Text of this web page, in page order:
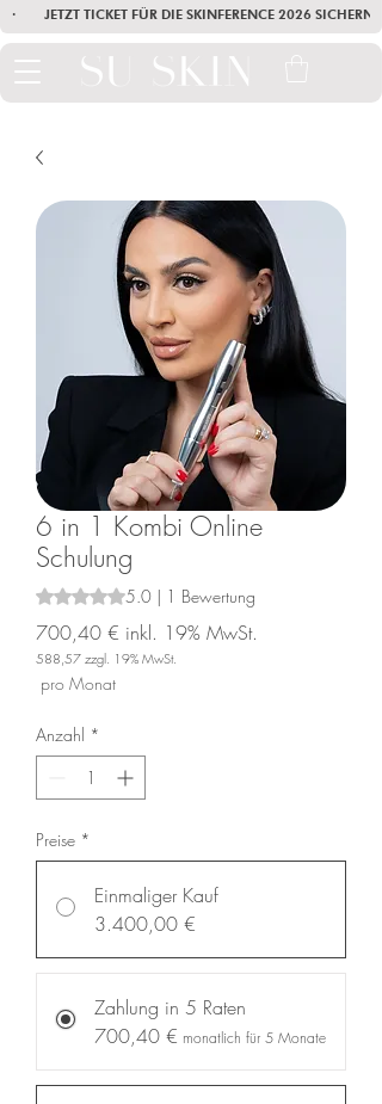
·        JETZT TICKET FÜR DIE SKINFERENCE 2026
6 in 1 Kombi Online
Schulung
Das Rating beträgt 5.0 von fünf
5.0 | 1 Bewertung
700,40 € inkl. 19% MwSt.
588,57 zzgl. 19% MwSt.
Preis
pro Monat
Anzahl *
Preise *
Einmaliger Kauf
3.400,00 €
Zahlung in 5 Raten
700,40 € monatlich für 5 Monate